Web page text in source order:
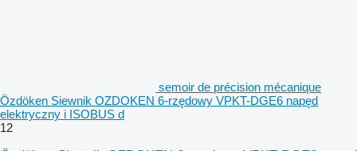
semoir de précision mécanique
Özdöken Siewnik OZDOKEN 6-rzędowy VPKT-DGE6 napęd
elektryczny i ISOBUS d
12